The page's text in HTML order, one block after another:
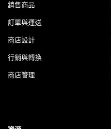
銷售商品
訂單與運送
商店設計
行銷與轉換
商店管理